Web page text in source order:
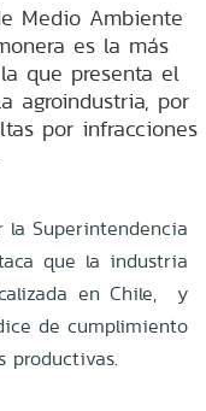
Medio Ambiente
es la más
que presenta el
agroindustria, por
por infracciones
Superintendencia
que la industria
en Chile, y
de cumplimiento
productivas.